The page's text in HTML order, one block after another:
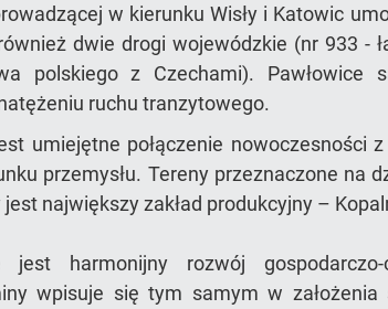
w kierunku Wisły i Katowic
dwie drogi wojewódzkie (nr 933 -
polskiego z Czechami).
ruchu tranzytowego.
umiejętne połączenie
przemysłu. Tereny przeznaczone na
największy zakład produkcyjny –
jest harmonijny rozwój
wpisuje się tym samym w